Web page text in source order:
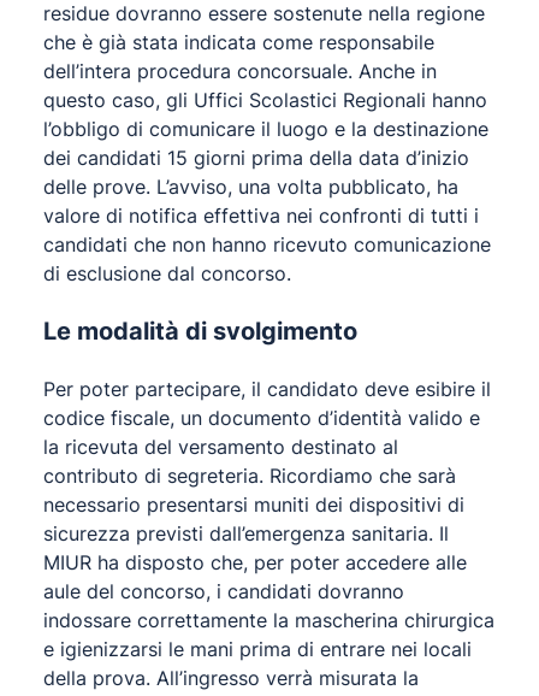
residue dovranno essere sostenute nella regione
che è già stata indicata come responsabile
dell’intera procedura concorsuale. Anche in
questo caso, gli Uffici Scolastici Regionali hanno
l’obbligo di comunicare il luogo e la destinazione
dei candidati 15 giorni prima della data d’inizio
delle prove. L’avviso, una volta pubblicato, ha
valore di notifica effettiva nei confronti di tutti i
candidati che non hanno ricevuto comunicazione
di esclusione dal concorso.
Le modalità di svolgimento
Per poter partecipare, il candidato deve esibire il
codice fiscale, un documento d’identità valido e
la ricevuta del versamento destinato al
contributo di segreteria. Ricordiamo che sarà
necessario presentarsi muniti dei dispositivi di
sicurezza previsti dall’emergenza sanitaria. Il
MIUR ha disposto che, per poter accedere alle
aule del concorso, i candidati dovranno
indossare correttamente la mascherina chirurgica
e igienizzarsi le mani prima di entrare nei locali
della prova. All’ingresso verrà misurata la